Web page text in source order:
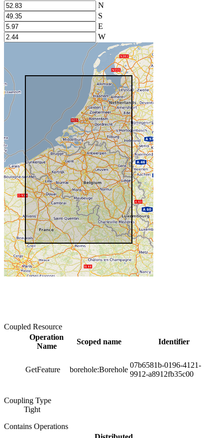
N
S
E
W
Coupled Resource
Operation
Name
Scoped name Identifier
GetFeature borehole:Borehole
07b6581b-0196-4121-
9912-a8912fb35c00
Coupling Type
Tight
Contains Operations